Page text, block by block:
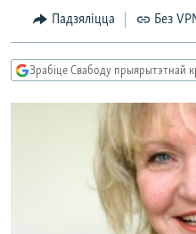
Перайсьці
пошуку
ВАЙНА
ПАЛІТВЯЗЬНІ
КНІГІ
PREMIUM
НА ХВАЛЯХ СВАБОДЫ
FACEBOOKПадзяліцца Без
Зрабіце Свабоду прыярытэтнай